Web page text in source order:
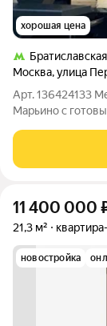
хорошая цена
Братиславская
Москва,улица
Арт. 136424133
Марьино с
влюбиться с
Антресольным
11 400 000
21,3 м²
новостройка